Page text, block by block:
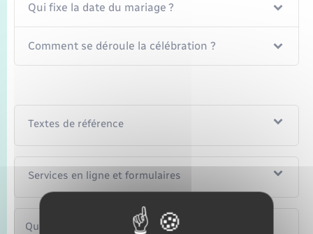
Qui fixe la date du mariage ?
Comment se déroule la célébration ?
Textes de référence
Services en ligne et formulaires
Questions ? Réponses !